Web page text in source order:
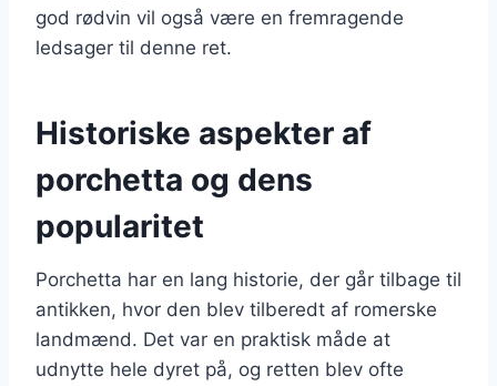
god rødvin vil også være en fremragende
ledsager til denne ret.
Historiske aspekter af
porchetta og dens
popularitet
Porchetta har en lang historie, der går tilbage til
antikken, hvor den blev tilberedt af romerske
landmænd. Det var en praktisk måde at
udnytte hele dyret på, og retten blev ofte